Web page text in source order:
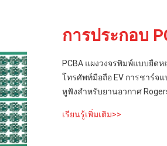
การประกอบ
PCBA แผงวงจรพิมพ์แบบยืดห
โทรศัพท์มือถือ EV การชาร์จแ
หูฟังสำหรับยานอวกาศ
เรียนรู้เพิ่มเติม>>